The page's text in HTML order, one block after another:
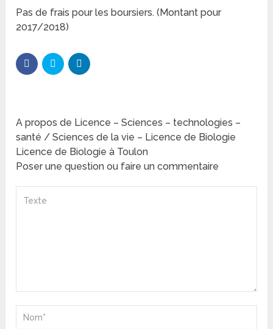
Pas de frais pour les boursiers. (Montant pour
2017/2018)
A propos de Licence – Sciences – technologies –
santé / Sciences de la vie – Licence de Biologie
Licence de Biologie à Toulon
Poser une question ou faire un commentaire